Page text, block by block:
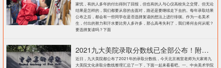
家忧，有的人多年的付出得到了回报，但也有的人与心仪高校失之交臂。但无论
结果是怎样的，我们都要从容的去面对，路还是要继续走下去的。每年录取结果
公布之后，都会有一些同学在是否选择复读的想法上进行徘徊。作为一名美术
生，付出的努力和汗水要比旁人多许多，那么高考失利了，我们将何去何从呢？
要选择复读吗？下面
2021九大美院录取分数线已全部公布！附各大院校录取分数线汇总！
近日，九大美院都公布了2021年的录取分数线，今天北京画室老师为大家将九
大美院文化录取分数线整理汇总了一下，下面一起来看看吧。一、中央美术学院